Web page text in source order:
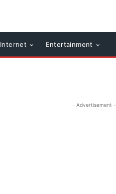
Internet Entertainment
- Advertisement -